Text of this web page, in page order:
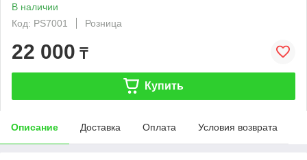
В наличии
Код: PS7001
Розница
22 000 ₸
Купить
Описание Доставка Оплата Условия возврата